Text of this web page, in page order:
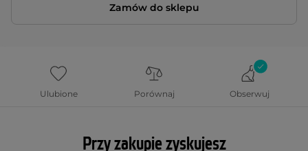
Zamów do sklepu
Ulubione Porównaj Obserwuj
Przy zakupie zyskujesz